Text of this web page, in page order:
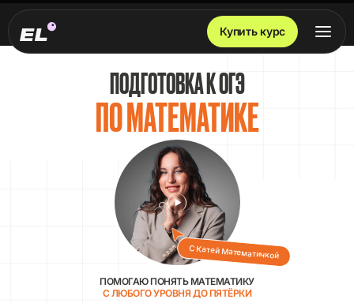
Купить курс
ПОДГОТОВКА К ОГЭ
ПО МАТЕМАТИКЕ
С Катей Математичкой
ПОМОГАЮ ПОНЯТЬ МАТЕМАТИКУ
С ЛЮБОГО УРОВНЯ ДО ПЯТЁРКИ